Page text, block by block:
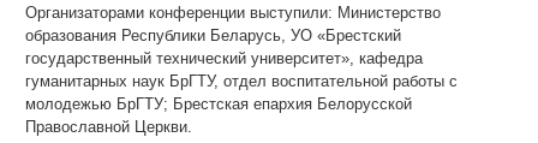
Организаторами конференции выступили: Министерство
образования Республики Беларусь, УО «Брестский
государственный технический университет», кафедра
гуманитарных наук БрГТУ, отдел воспитательной работы с
молодежью БрГТУ; Брестская епархия Белорусской
Православной Церкви.